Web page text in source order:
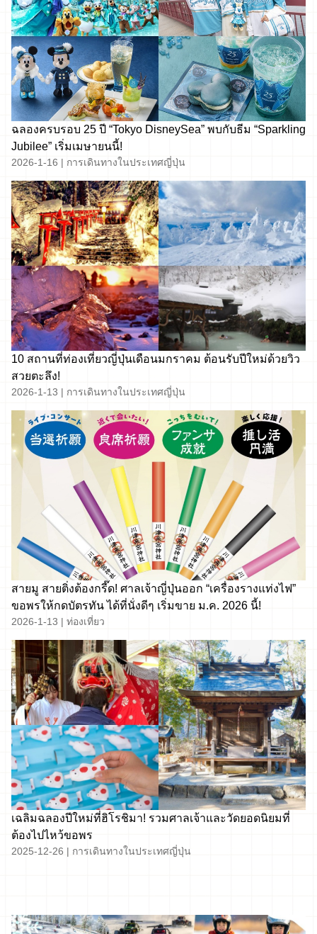
ฉลองครบรอบ 25 ปี “Tokyo DisneySea” พบกับธีม “Sparkling
Jubilee” เริ่มเมษายนนี้!
2026-1-16 | การเดินทางในประเทศญี่ปุ่น
10 สถานที่ท่องเที่ยวญี่ปุ่นเดือนมกราคม ต้อนรับปีใหม่ด้วยวิว
สวยตะลึง!
2026-1-13 | การเดินทางในประเทศญี่ปุ่น
สายมู สายติ่งต้องกรี๊ด! ศาลเจ้าญี่ปุ่นออก “เครื่องรางแท่งไฟ”
ขอพรให้กดบัตรทัน ได้ที่นั่งดีๆ เริ่มขาย ม.ค. 2026 นี้!
2026-1-13 | ท่องเที่ยว
เฉลิมฉลองปีใหม่ที่ฮิโรชิมา! รวมศาลเจ้าและวัดยอดนิยมที่
ต้องไปไหว้ขอพร
2025-12-26 | การเดินทางในประเทศญี่ปุ่น